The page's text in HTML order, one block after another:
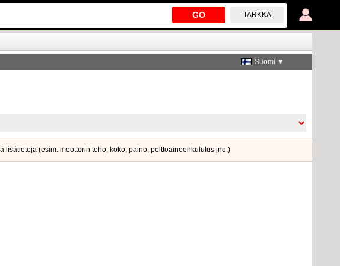
GO TARKKA
Suomi ▼
(esim. moottorin teho, koko, paino, polttoaineenkulutus jne.)